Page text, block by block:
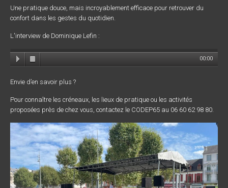
Une pratique douce, mais incroyablement efficace pour retrouver du
confort dans les gestes du quotidien.
L'interview de Dominique Lefin :
00:00
Envie d’en savoir plus ?
Pour connaître les créneaux, les lieux de pratique ou les activités
proposées près de chez vous, contactez le CODEP65 au 06 60 62 98 80.